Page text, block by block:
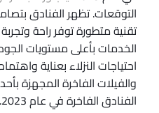
التوقعات. تظهر الفنادق
تقنية متطورة توفر راحة وتجربة
الخدمات بأعلى مستويات
احتياجات النزلاء بعناية
والفيلات الفاخرة المجهزة
الفنادق الفاخرة في عام 2023.